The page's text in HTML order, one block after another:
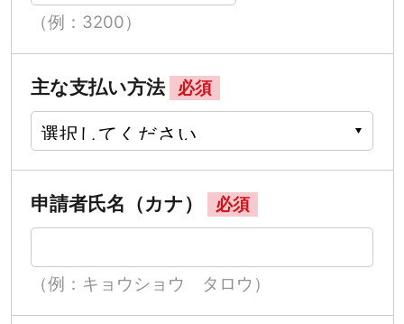
（例：3200）
主な支払い方法 必須
申請者氏名（カナ） 必須
（例：キョウショウ タロウ）